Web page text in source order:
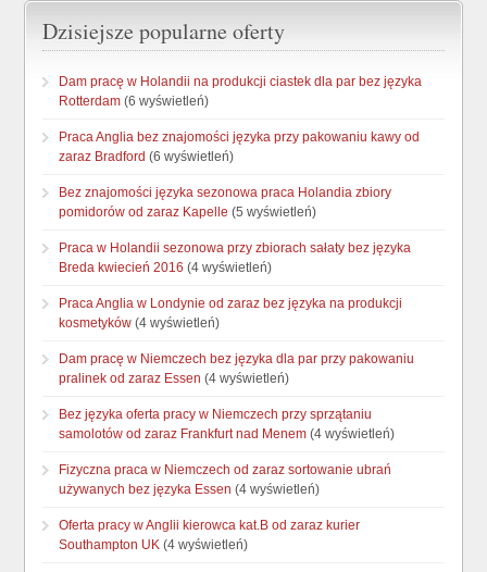
Dzisiejsze popularne oferty
Dam pracę w Holandii na produkcji ciastek dla par bez języka
Rotterdam (6 wyświetleń)
Praca Anglia bez znajomości języka przy pakowaniu kawy od
zaraz Bradford (6 wyświetleń)
Bez znajomości języka sezonowa praca Holandia zbiory
pomidorów od zaraz Kapelle (5 wyświetleń)
Praca w Holandii sezonowa przy zbiorach sałaty bez języka
Breda kwiecień 2016 (4 wyświetleń)
Praca Anglia w Londynie od zaraz bez języka na produkcji
kosmetyków (4 wyświetleń)
Dam pracę w Niemczech bez języka dla par przy pakowaniu
pralinek od zaraz Essen (4 wyświetleń)
Bez języka oferta pracy w Niemczech przy sprzątaniu
samolotów od zaraz Frankfurt nad Menem (4 wyświetleń)
Fizyczna praca w Niemczech od zaraz sortowanie ubrań
używanych bez języka Essen (4 wyświetleń)
Oferta pracy w Anglii kierowca kat.B od zaraz kurier
Southampton UK (4 wyświetleń)